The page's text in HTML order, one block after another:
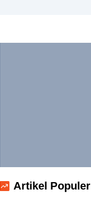
Artikel Populer